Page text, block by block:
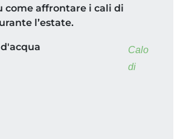
come affrontare i cali di
l’estate.
Calo
di